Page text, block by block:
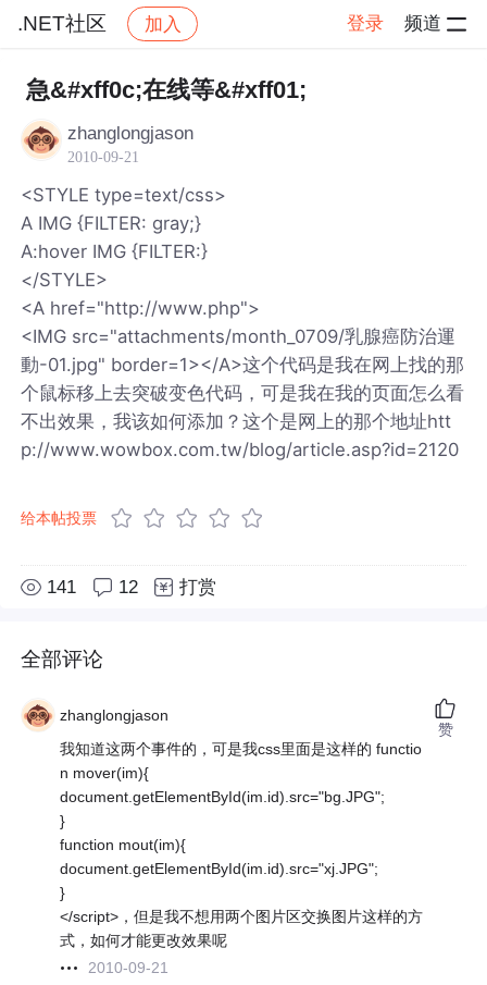
.NET社区 加入 登录 频道
社区 .NET社区 帖子详情
急&#xff0c;在线等&#xff01;
zhanglongjason
2010-09-21
<STYLE type=text/css>
A IMG {FILTER: gray;}
A:hover IMG {FILTER:}
</STYLE>
<A href="http://www.php">
<IMG src="attachments/month_0709/乳腺癌防治運
動-01.jpg" border=1></A>这个代码是我在网上找的那
个鼠标移上去突破变色代码，可是我在我的页面怎么看
不出效果，我该如何添加？这个是网上的那个地址htt
p://www.wowbox.com.tw/blog/article.asp?id=2120
给本帖投票
141 12 打赏
全部评论
zhanglongjason
我知道这两个事件的，可是我css里面是这样的 functio
n mover(im){
document.getElementById(im.id).src="bg.JPG";
}
function mout(im){
document.getElementById(im.id).src="xj.JPG";
}
</script>，但是我不想用两个图片区交换图片这样的方
式，如何才能更改效果呢
2010-09-21
赞